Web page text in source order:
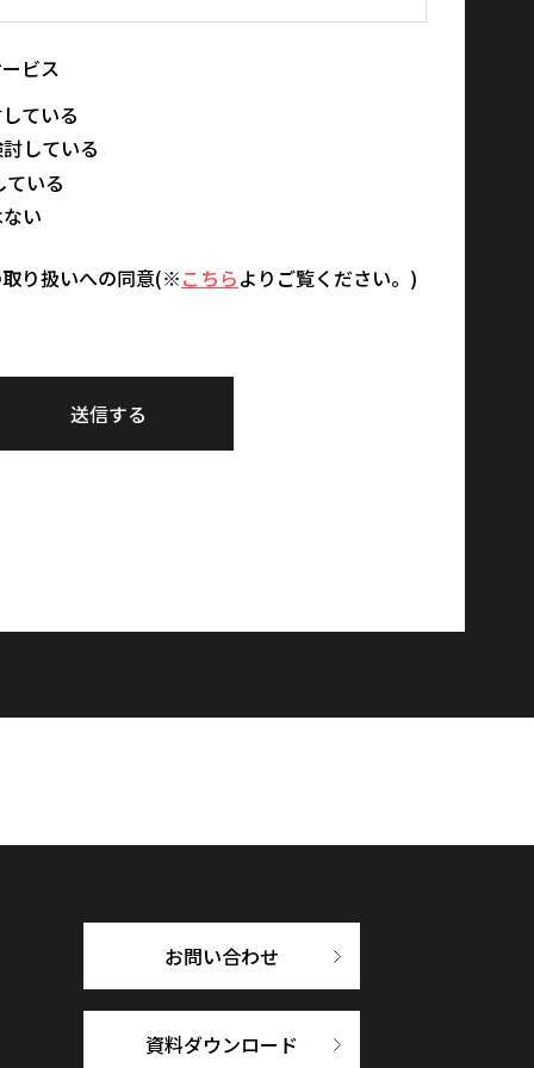
ビス
ている
している
いる
い
り扱いへの同意(※こちらよりご覧ください。)
お問い合わせ
資料ダウンロード